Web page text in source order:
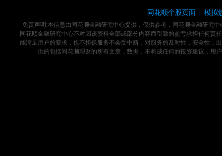
同花顺个股页面 模拟
免责声明:本信息由同花顺金融研究中心提供，仅供参考，同花顺金融研究
同花顺金融研究中心不对因该资料全部或部分内容而引致的盈亏承担任何
能满足用户的要求，也不担保服务不会受中断，对服务的及时性，安全性，
供的包括同花顺理财的所有文章，数据，不构成任何的投资建议，用